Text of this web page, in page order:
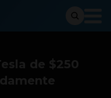
de $250